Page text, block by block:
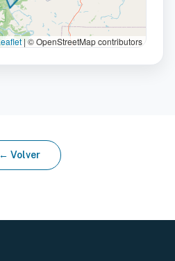
| © OpenStreetMap contributors
← Volver